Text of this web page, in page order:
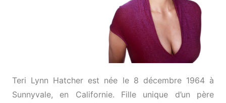
Teri Lynn Hatcher est née le 8 décembre 1964 à
Sunnyvale, en Californie. Fille unique d’un père